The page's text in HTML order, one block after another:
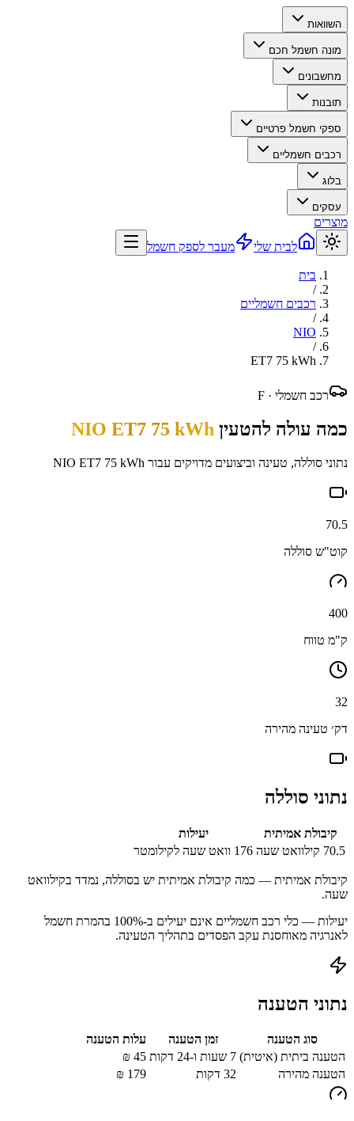
השוואות
מונה חשמל חכם
מחשבונים
תובנות
ספקי חשמל פרטיים
רכבים חשמליים
בלוג
עסקים
מוצרים
לבית שלי
מעבר לספק חשמל
בית
/
רכבים חשמליים
/
NIO
/
ET7 75 kWh
רכב חשמלי · F
כמה עולה להטעין NIO ET7 75 kWh
נתוני סוללה, טעינה וביצועים מדויקים עבור NIO ET7 75 kWh
70.5
קוט"ש סוללה
400
ק"מ טווח
32
דק׳ טעינה מהירה
נתוני סוללה
קיבולת אמיתית
יעילות
70.5 קילוואט שעה 176 וואט שעה לקילומטר
קיבולת אמיתית — כמה קיבולת אמיתית יש בסוללה, נמדד בקילוואט
שעה.
יעילות — כלי רכב חשמליים אינם יעילים ב-100% בהמרת חשמל
לאנרגיה מאוחסנת עקב הפסדים בתהליך הטעינה.
נתוני הטענה
סוג הטענה זמן הטענה
עלות הטענה
הטענה ביתית (איטית) 7 שעות ו-24 דקות 45
₪
הטענה מהירה
32 דקות 179
₪